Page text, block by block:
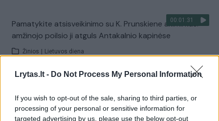
Lrytas.lt - Do Not Process My Personal Information
If you wish to opt-out of the sale, sharing to third parties, or
processing of your personal or sensitive information for
targeted advertising by us, please use the below opt-out
00:01:31
Pamatykite atsisveikinimo su K. Prunskiene akimirkas:
amžinojo poilsio ji atguls Antakalnio kapinėse
Žinios Lietuvos diena